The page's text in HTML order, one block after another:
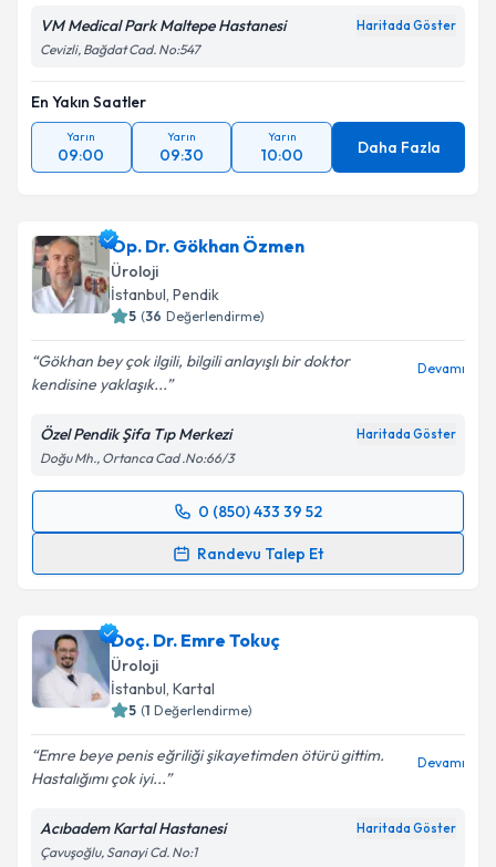
VM Medical Park Maltepe Hastanesi Haritada Göster
Cevizli, Bağdat Cad. No:547
En Yakın Saatler
Yarın
09:00
Yarın
09:30
Yarın
10:00 Daha Fazla
Op. Dr. Gökhan Özmen
Üroloji
İstanbul, Pendik
5 (36 Değerlendirme)
Gökhan bey çok ilgili, bilgili anlayışlı bir doktor
kendisine yaklaşık...
Devamı
Özel Pendik Şifa Tıp Merkezi Haritada Göster
Doğu Mh., Ortanca Cad .No:66/3
0 (850) 433 39 52
Randevu Talep Et
Randevu Takvimi Talebi
takvim hazırlandığında e-posta ile bilgilendireceğiz.
E-posta Adresiniz
Kişisel verilerimin işlenmesine ilişkin
kapsamda işlenmesini kabul ediyorum.
Doç. Dr. Emre Tokuç
Üroloji
İstanbul, Kartal
5 (1 Değerlendirme)
Emre beye penis eğriliği şikayetimden ötürü gittim.
Hastalığımı çok iyi...
Devamı
Acıbadem Kartal Hastanesi Haritada Göster
Çavuşoğlu, Sanayi Cd. No:1